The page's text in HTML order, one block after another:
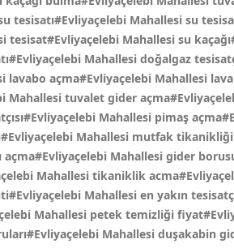
Mahallesi su
tesisat#Evliyaçelebi Mahallesi su
Mahallesi doğalgaz
açma#Evliyaçelebi Mahallesi
tuvalet gider
Mahallesi pimaş
Mahallesi mutfak
Mahallesi gider
Mahallesi tikaniklik
Mahallesi en yakın
Mahallesi petek temizliği
Mahallesi duşakabin